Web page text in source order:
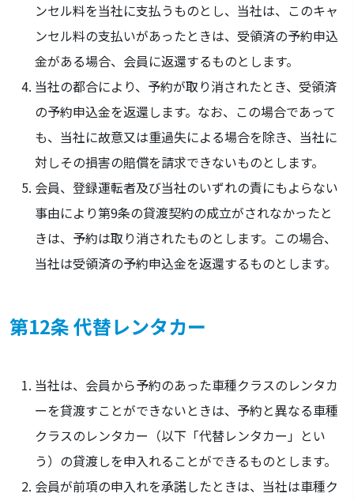
ンセル料を当社に支払うものとし、当社は、このキャ
ンセル料の支払いがあったときは、受領済の予約申込
金がある場合、会員に返還するものとします。
当社の都合により、予約が取り消されたとき、受領済
の予約申込金を返還します。なお、この場合であって
も、当社に故意又は重過失による場合を除き、当社に
対しその損害の賠償を請求できないものとします。
会員、登録運転者及び当社のいずれの責にもよらない
事由により第9条の貸渡契約の成立がされなかったと
きは、予約は取り消されたものとします。この場合、
当社は受領済の予約申込金を返還するものとします。
第12条 代替レンタカー
当社は、会員から予約のあった車種クラスのレンタカ
ーを貸渡すことができないときは、予約と異なる車種
クラスのレンタカー（以下「代替レンタカー」とい
う）の貸渡しを申入れることができるものとします。
会員が前項の申入れを承諾したときは、当社は車種ク